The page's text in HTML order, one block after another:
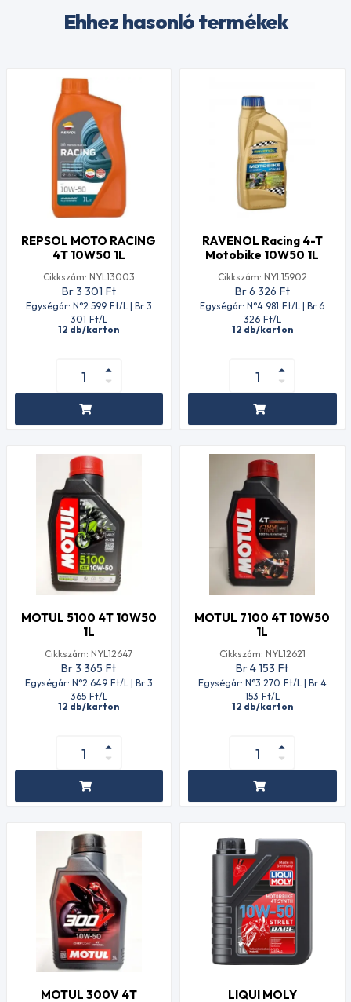
Ehhez hasonló termékek
REPSOL MOTO RACING
4T 10W50 1L
Cikkszám: NYL13003
Br 3 301 Ft
Egységár: N°2 599 Ft/L | Br 3
301 Ft/L
12 db/karton
RAVENOL Racing 4-T
Motobike 10W50 1L
Cikkszám: NYL15902
Br 6 326 Ft
Egységár: N°4 981 Ft/L | Br 6
326 Ft/L
12 db/karton
MOTUL 5100 4T 10W50
1L
Cikkszám: NYL12647
Br 3 365 Ft
Egységár: N°2 649 Ft/L | Br 3
365 Ft/L
12 db/karton
MOTUL 7100 4T 10W50
1L
Cikkszám: NYL12621
Br 4 153 Ft
Egységár: N°3 270 Ft/L | Br 4
153 Ft/L
12 db/karton
MOTUL 300V 4T
LIQUI MOLY